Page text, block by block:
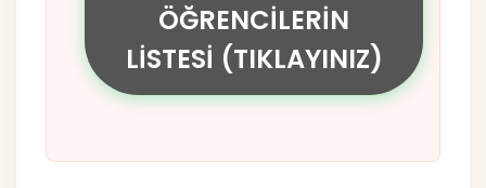
ÖĞRENCİLERİN
LİSTESİ (TIKLAYINIZ)